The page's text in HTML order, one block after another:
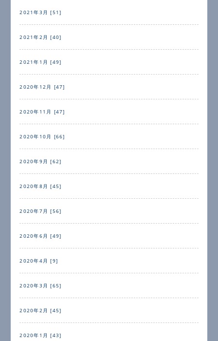
2021年3月 [51]
2021年2月 [40]
2021年1月 [49]
2020年12月 [47]
2020年11月 [47]
2020年10月 [66]
2020年9月 [62]
2020年8月 [45]
2020年7月 [56]
2020年6月 [49]
2020年4月 [9]
2020年3月 [65]
2020年2月 [45]
2020年1月 [43]